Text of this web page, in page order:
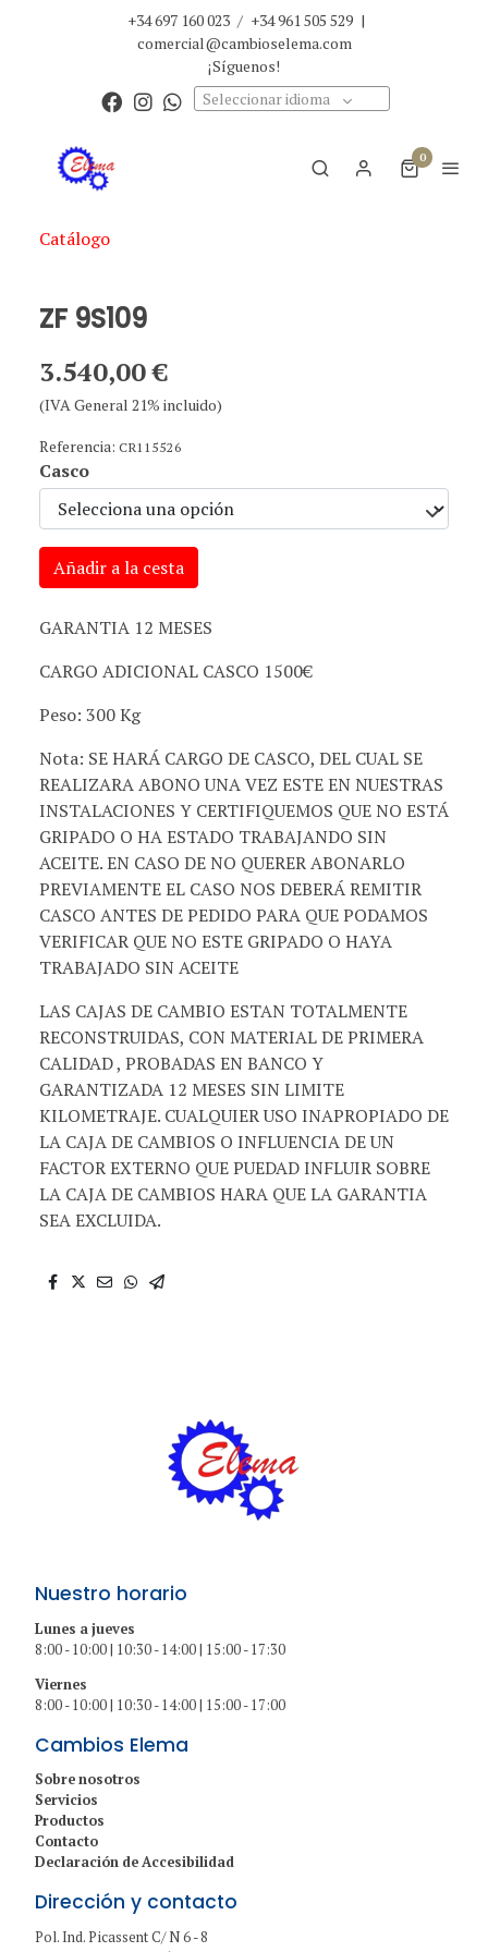
+34 697 160 023 / +34 961 505 529 |
comercial@cambioselema.com
¡Síguenos!
Seleccionar idioma
0
Catálogo
ZF 9S109
3.540,00 €
(IVA General 21% incluido)
Referencia: CR115526
Casco
Añadir a la cesta
GARANTIA 12 MESES
CARGO ADICIONAL CASCO 1500€
Peso: 300 Kg
Nota: SE HARÁ CARGO DE CASCO, DEL CUAL SE
REALIZARA ABONO UNA VEZ ESTE EN NUESTRAS
INSTALACIONES Y CERTIFIQUEMOS QUE NO ESTÁ
GRIPADO O HA ESTADO TRABAJANDO SIN
ACEITE. EN CASO DE NO QUERER ABONARLO
PREVIAMENTE EL CASO NOS DEBERÁ REMITIR
CASCO ANTES DE PEDIDO PARA QUE PODAMOS
VERIFICAR QUE NO ESTE GRIPADO O HAYA
TRABAJADO SIN ACEITE
LAS CAJAS DE CAMBIO ESTAN TOTALMENTE
RECONSTRUIDAS, CON MATERIAL DE PRIMERA
CALIDAD , PROBADAS EN BANCO Y
GARANTIZADA 12 MESES SIN LIMITE
KILOMETRAJE. CUALQUIER USO INAPROPIADO DE
LA CAJA DE CAMBIOS O INFLUENCIA DE UN
FACTOR EXTERNO QUE PUEDAD INFLUIR SOBRE
LA CAJA DE CAMBIOS HARA QUE LA GARANTIA
SEA EXCLUIDA.
Nuestro horario
Lunes a jueves
8:00 - 10:00 | 10:30 - 14:00 | 15:00 - 17:30
Viernes
8:00 - 10:00 | 10:30 - 14:00 | 15:00 - 17:00
Cambios Elema
Sobre nosotros
Servicios
Productos
Contacto
Declaración de Accesibilidad
Dirección y contacto
Pol. Ind. Picassent C/ N 6 - 8